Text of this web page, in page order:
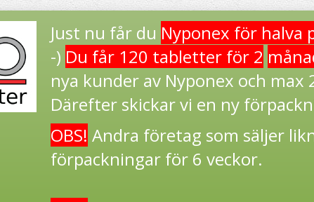
Just nu får du Nyponex för halva
-) Du får 120 tabletter för 2
nya kunder av Nyponex och
Därefter skickar vi en ny
OBS! Andra företag som säljer
förpackningar för 6 veckor.